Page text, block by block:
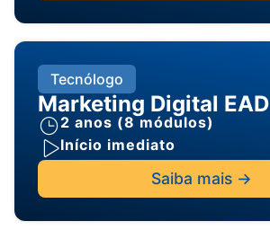
Tecnólogo
Marketing Digital EAD
2 anos (8 módulos)
Início imediato
Saiba mais ->